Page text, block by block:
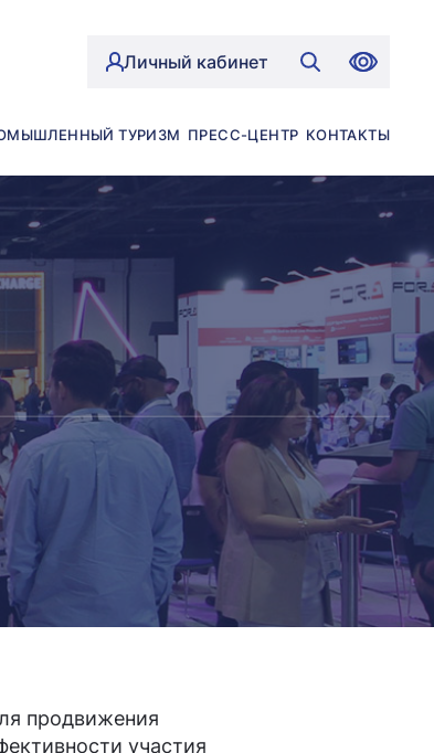
Личный кабинет
ТУРИЗМ ПРЕСС-ЦЕНТР КОНТАКТЫ
продвижения
участия
0
1
2
3